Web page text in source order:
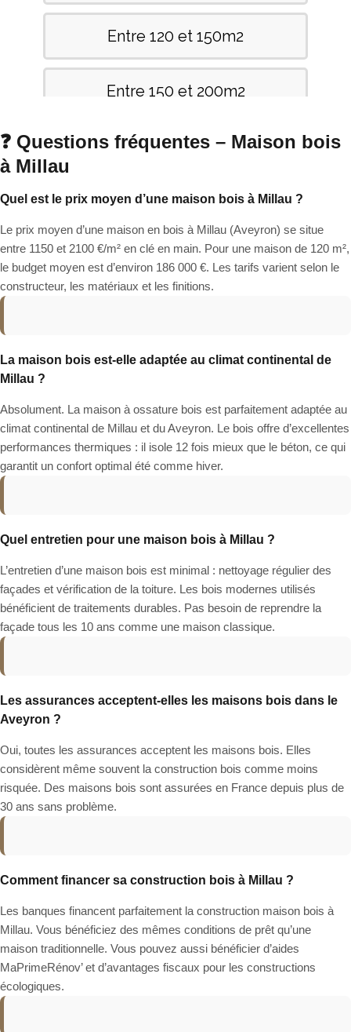
❓ Questions fréquentes – Maison bois
à Millau
Quel est le prix moyen d’une maison bois à Millau ?
Le prix moyen d’une maison en bois à Millau (Aveyron) se situe
entre 1150 et 2100 €/m² en clé en main. Pour une maison de 120 m²,
le budget moyen est d’environ 186 000 €. Les tarifs varient selon le
constructeur, les matériaux et les finitions.
La maison bois est-elle adaptée au climat continental de
Millau ?
Absolument. La maison à ossature bois est parfaitement adaptée au
climat continental de Millau et du Aveyron. Le bois offre d’excellentes
performances thermiques : il isole 12 fois mieux que le béton, ce qui
garantit un confort optimal été comme hiver.
Quel entretien pour une maison bois à Millau ?
L’entretien d’une maison bois est minimal : nettoyage régulier des
façades et vérification de la toiture. Les bois modernes utilisés
bénéficient de traitements durables. Pas besoin de reprendre la
façade tous les 10 ans comme une maison classique.
Les assurances acceptent-elles les maisons bois dans le
Aveyron ?
Oui, toutes les assurances acceptent les maisons bois. Elles
considèrent même souvent la construction bois comme moins
risquée. Des maisons bois sont assurées en France depuis plus de
30 ans sans problème.
Comment financer sa construction bois à Millau ?
Les banques financent parfaitement la construction maison bois à
Millau. Vous bénéficiez des mêmes conditions de prêt qu’une
maison traditionnelle. Vous pouvez aussi bénéficier d’aides
MaPrimeRénov’ et d’avantages fiscaux pour les constructions
écologiques.